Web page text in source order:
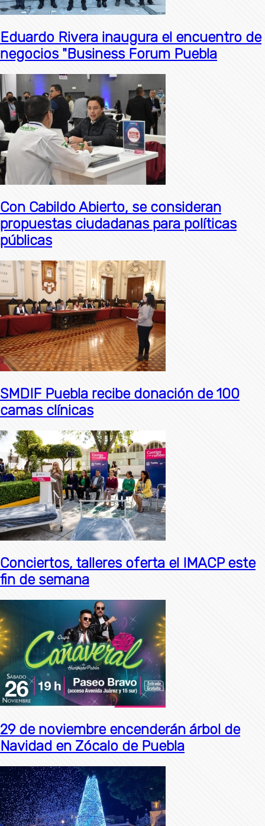
Eduardo Rivera inaugura el encuentro de
negocios "Business Forum Puebla
Con Cabildo Abierto, se consideran
propuestas ciudadanas para políticas
públicas
SMDIF Puebla recibe donación de 100
camas clínicas
Conciertos, talleres oferta el IMACP este
fin de semana
29 de noviembre encenderán árbol de
Navidad en Zócalo de Puebla